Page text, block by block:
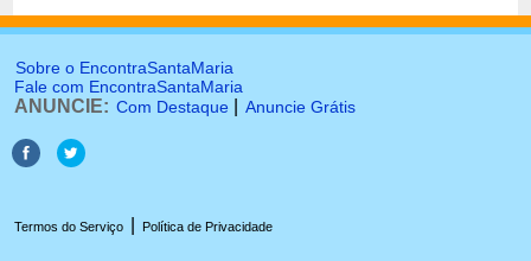
Sobre o EncontraSantaMaria
Fale com EncontraSantaMaria
ANUNCIE: Com Destaque Anuncie Grátis
Termos do Serviço Política de Privacidade